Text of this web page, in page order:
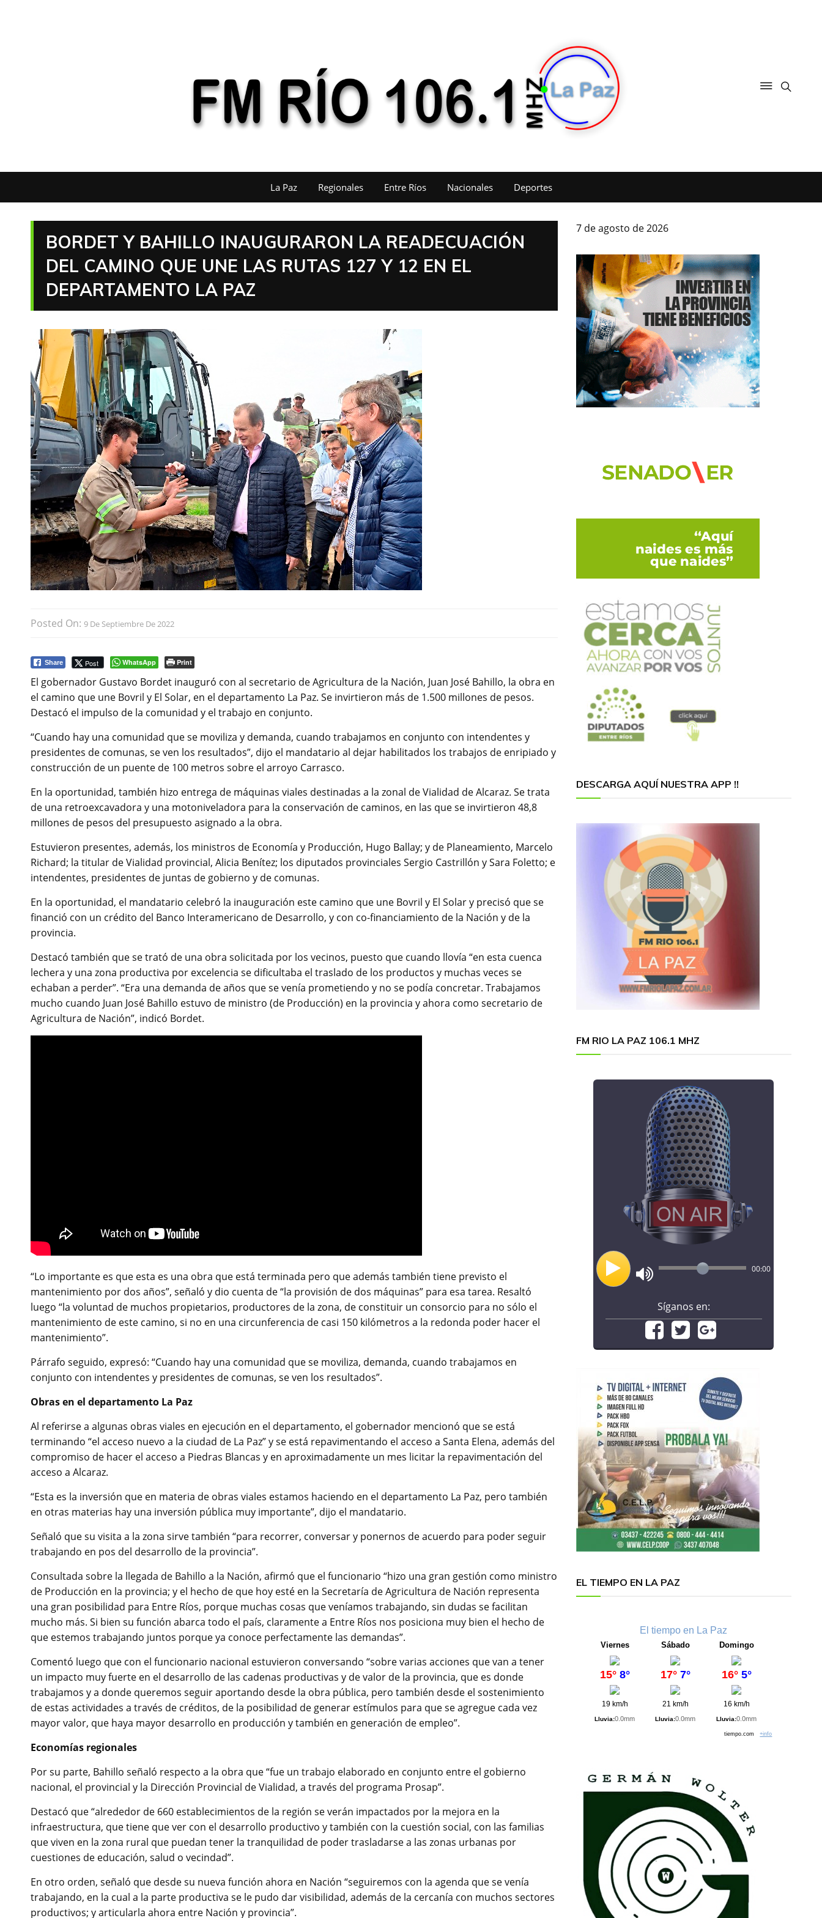
La Paz Regionales Entre Ríos Nacionales Deportes
BORDET Y BAHILLO INAUGURARON LA READECUACIÓN
DEL CAMINO QUE UNE LAS RUTAS 127 Y 12 EN EL
DEPARTAMENTO LA PAZ
Posted On: 9 De Septiembre De 2022
Share Post WhatsApp Print
El gobernador Gustavo Bordet inauguró con al secretario de Agricultura de la Nación, Juan José Bahillo, la obra en
el camino que une Bovril y El Solar, en el departamento La Paz. Se invirtieron más de 1.500 millones de pesos.
Destacó el impulso de la comunidad y el trabajo en conjunto.
“Cuando hay una comunidad que se moviliza y demanda, cuando trabajamos en conjunto con intendentes y
presidentes de comunas, se ven los resultados”, dijo el mandatario al dejar habilitados los trabajos de enripiado y
construcción de un puente de 100 metros sobre el arroyo Carrasco.
En la oportunidad, también hizo entrega de máquinas viales destinadas a la zonal de Vialidad de Alcaraz. Se trata
de una retroexcavadora y una motoniveladora para la conservación de caminos, en las que se invirtieron 48,8
millones de pesos del presupuesto asignado a la obra.
Estuvieron presentes, además, los ministros de Economía y Producción, Hugo Ballay; y de Planeamiento, Marcelo
Richard; la titular de Vialidad provincial, Alicia Benítez; los diputados provinciales Sergio Castrillón y Sara Foletto; e
intendentes, presidentes de juntas de gobierno y de comunas.
En la oportunidad, el mandatario celebró la inauguración este camino que une Bovril y El Solar y precisó que se
financió con un crédito del Banco Interamericano de Desarrollo, y con co-financiamiento de la Nación y de la
provincia.
Destacó también que se trató de una obra solicitada por los vecinos, puesto que cuando llovía “en esta cuenca
lechera y una zona productiva por excelencia se dificultaba el traslado de los productos y muchas veces se
echaban a perder”. “Era una demanda de años que se venía prometiendo y no se podía concretar. Trabajamos
mucho cuando Juan José Bahillo estuvo de ministro (de Producción) en la provincia y ahora como secretario de
Agricultura de Nación”, indicó Bordet.
“Lo importante es que esta es una obra que está terminada pero que además también tiene previsto el
mantenimiento por dos años”, señaló y dio cuenta de “la provisión de dos máquinas” para esa tarea. Resaltó
luego “la voluntad de muchos propietarios, productores de la zona, de constituir un consorcio para no sólo el
mantenimiento de este camino, si no en una circunferencia de casi 150 kilómetros a la redonda poder hacer el
mantenimiento”.
Párrafo seguido, expresó: “Cuando hay una comunidad que se moviliza, demanda, cuando trabajamos en
conjunto con intendentes y presidentes de comunas, se ven los resultados”.
Obras en el departamento La Paz
Al referirse a algunas obras viales en ejecución en el departamento, el gobernador mencionó que se está
terminando “el acceso nuevo a la ciudad de La Paz” y se está repavimentando el acceso a Santa Elena, además del
compromiso de hacer el acceso a Piedras Blancas y en aproximadamente un mes licitar la repavimentación del
acceso a Alcaraz.
“Esta es la inversión que en materia de obras viales estamos haciendo en el departamento La Paz, pero también
en otras materias hay una inversión pública muy importante”, dijo el mandatario.
Señaló que su visita a la zona sirve también “para recorrer, conversar y ponernos de acuerdo para poder seguir
trabajando en pos del desarrollo de la provincia”.
Consultada sobre la llegada de Bahillo a la Nación, afirmó que el funcionario “hizo una gran gestión como ministro
de Producción en la provincia; y el hecho de que hoy esté en la Secretaría de Agricultura de Nación representa
una gran posibilidad para Entre Ríos, porque muchas cosas que veníamos trabajando, sin dudas se facilitan
mucho más. Si bien su función abarca todo el país, claramente a Entre Ríos nos posiciona muy bien el hecho de
que estemos trabajando juntos porque ya conoce perfectamente las demandas”.
Comentó luego que con el funcionario nacional estuvieron conversando “sobre varias acciones que van a tener
un impacto muy fuerte en el desarrollo de las cadenas productivas y de valor de la provincia, que es donde
trabajamos y a donde queremos seguir aportando desde la obra pública, pero también desde el sostenimiento
de estas actividades a través de créditos, de la posibilidad de generar estímulos para que se agregue cada vez
mayor valor, que haya mayor desarrollo en producción y también en generación de empleo”.
Economías regionales
Por su parte, Bahillo señaló respecto a la obra que “fue un trabajo elaborado en conjunto entre el gobierno
nacional, el provincial y la Dirección Provincial de Vialidad, a través del programa Prosap”.
Destacó que “alrededor de 660 establecimientos de la región se verán impactados por la mejora en la
infraestructura, que tiene que ver con el desarrollo productivo y también con la cuestión social, con las familias
que viven en la zona rural que puedan tener la tranquilidad de poder trasladarse a las zonas urbanas por
cuestiones de educación, salud o vecindad”.
En otro orden, señaló que desde su nueva función ahora en Nación “seguiremos con la agenda que se venía
trabajando, en la cual a la parte productiva se le pudo dar visibilidad, además de la cercanía con muchos sectores
productivos; y articularla ahora entre Nación y provincia”.
7 de agosto de 2026
DESCARGA AQUÍ NUESTRA APP !!
FM RIO LA PAZ 106.1 MHZ
00:00
Síganos en:
EL TIEMPO EN LA PAZ
El tiempo en La Paz
Viernes
15° 8°
19 km/h
Lluvia:0.0mm
Sábado
17° 7°
21 km/h
Lluvia:0.0mm
Domingo
16° 5°
16 km/h
Lluvia:0.0mm
tiempo.com+info